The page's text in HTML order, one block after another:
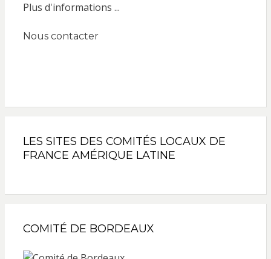
Plus d'informations ...
Nous contacter
LES SITES DES COMITÉS LOCAUX DE
FRANCE AMÉRIQUE LATINE
COMITÉ DE BORDEAUX